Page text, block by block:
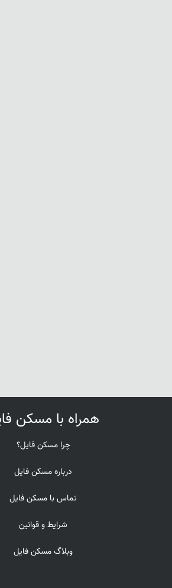
همراه با مسکن
چرا مسکن فایل؟
درباره مسکن فایل
تماس با مسکن فایل
شرایط و قوانین
وبلاگ مسکن فایل